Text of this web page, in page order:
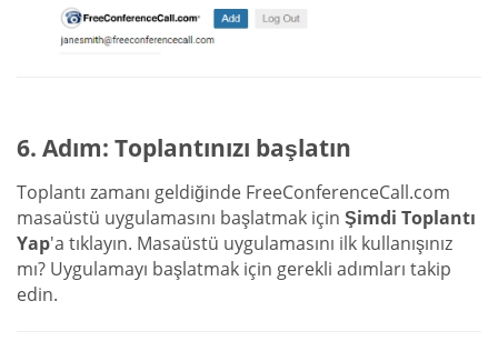
6. Adım: Toplantınızı başlatın
Toplantı zamanı geldiğinde FreeConferenceCall.com
masaüstü uygulamasını başlatmak için Şimdi Toplantı
Yap'a tıklayın. Masaüstü uygulamasını ilk kullanışınız
mı? Uygulamayı başlatmak için gerekli adımları takip
edin.